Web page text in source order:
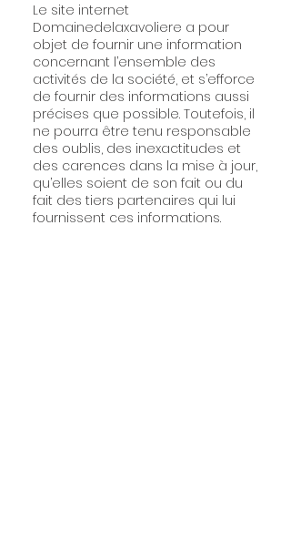
Le site internet
Domainedelaxavoliere a pour
objet de fournir une information
concernant l’ensemble des
activités de la société, et s’efforce
de fournir des informations aussi
précises que possible. Toutefois, il
ne pourra être tenu responsable
des oublis, des inexactitudes et
des carences dans la mise à jour,
qu’elles soient de son fait ou du
fait des tiers partenaires qui lui
fournissent ces informations.